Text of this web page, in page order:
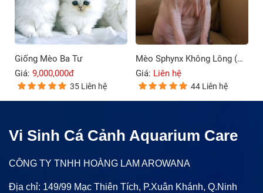
Giống Mèo Ba Tư
Giá: 9,000,000đ
35 Liên hệ
Mèo Sphynx Không Lông (Mèo Ai Cập)
Giá: Liên hệ
44 Liên hệ
Vi Sinh Cá Cảnh Aquarium Care
CÔNG TY TNHH HOÀNG LAM AROWANA
Địa chỉ: 149/99 Mạc Thiên Tích, P.Xuân Khánh, Q.Ninh